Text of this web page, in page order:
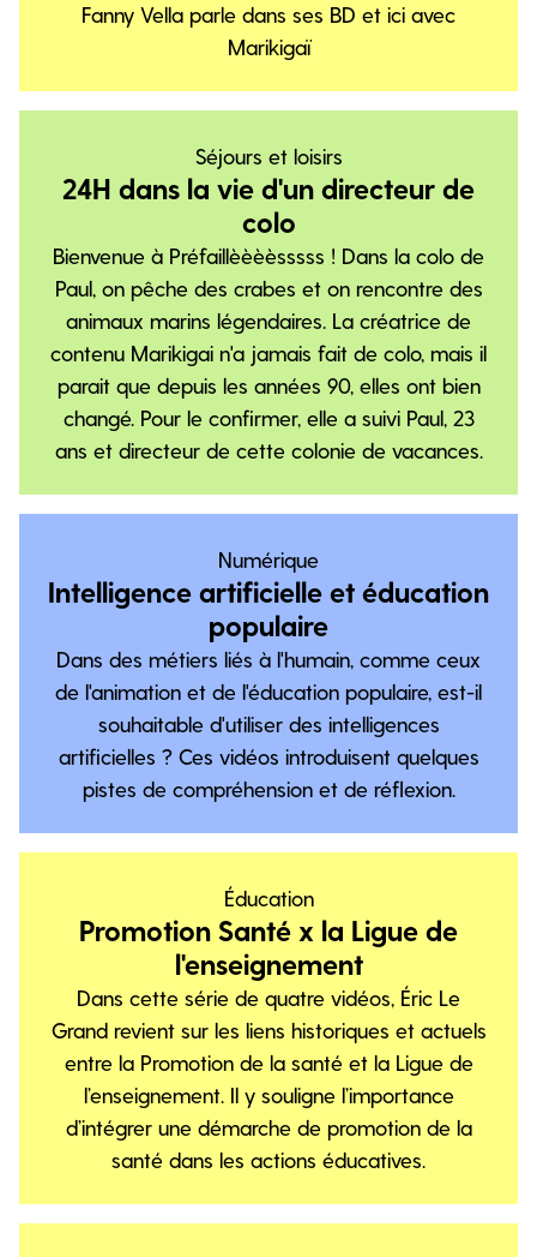
Fanny Vella parle dans ses BD et ici avec
Marikigaï
Séjours et loisirs
24H dans la vie d'un directeur de
colo
Bienvenue à Préfaillèèèèsssss ! Dans la colo de
Paul, on pêche des crabes et on rencontre des
animaux marins légendaires. La créatrice de
contenu Marikigai n'a jamais fait de colo, mais il
parait que depuis les années 90, elles ont bien
changé. Pour le confirmer, elle a suivi Paul, 23
ans et directeur de cette colonie de vacances.
Numérique
Intelligence artificielle et éducation
populaire
Dans des métiers liés à l'humain, comme ceux
de l'animation et de l'éducation populaire, est-il
souhaitable d'utiliser des intelligences
artificielles ? Ces vidéos introduisent quelques
pistes de compréhension et de réflexion.
Éducation
Promotion Santé x la Ligue de
l'enseignement
Dans cette série de quatre vidéos, Éric Le
Grand revient sur les liens historiques et actuels
entre la Promotion de la santé et la Ligue de
l’enseignement. Il y souligne l’importance
d’intégrer une démarche de promotion de la
santé dans les actions éducatives.